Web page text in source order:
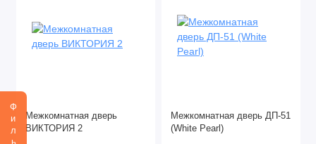
Межкомнатная дверь
ВИКТОРИЯ 2
Межкомнатная дверь ДП-51
(White Pearl)